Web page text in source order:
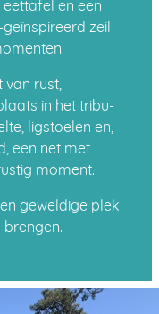
eettafel en een
zeil
rust,
in het tribu-
ligstoelen en,
een net met
moment.
geweldige plek